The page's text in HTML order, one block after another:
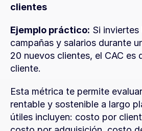
clientes
Ejemplo práctico: Si
campañas y salarios durante
20 nuevos clientes, el CAC es
cliente.
Esta métrica te permite
rentable y sostenible a largo
útiles incluyen: costo por